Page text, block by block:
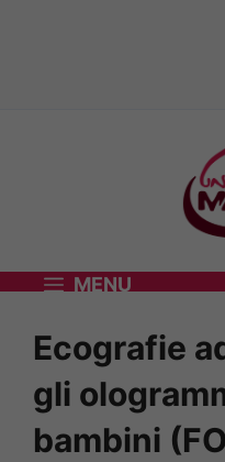
MENU
Ecografie
gli
bambini